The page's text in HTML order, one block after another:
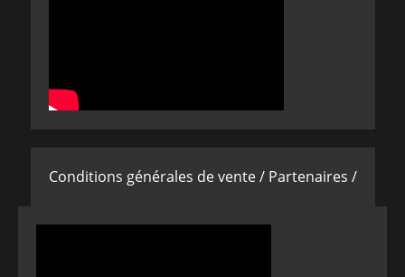
Conditions générales de vente / Partenaires /